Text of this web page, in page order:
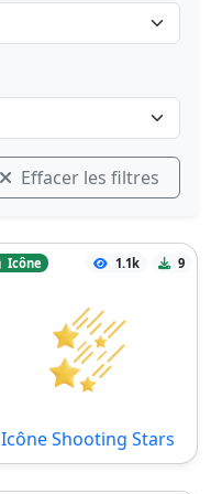
Effacer les filtres
Icône 1.1k 9
Icône Shooting Stars